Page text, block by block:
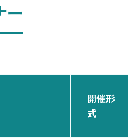
ー
開催形
式